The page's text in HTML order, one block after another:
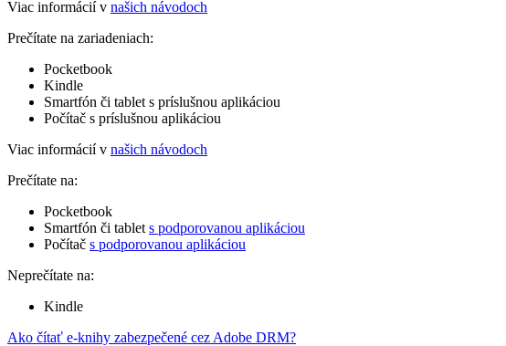
Viac informácií v našich návodoch
Prečítate na zariadeniach:
Pocketbook
Kindle
Smartfón či tablet s príslušnou aplikáciou
Počítač s príslušnou aplikáciou
Viac informácií v našich návodoch
Prečítate na:
Pocketbook
Smartfón či tablet s podporovanou aplikáciou
Počítač s podporovanou aplikáciou
Neprečítate na:
Kindle
Ako čítať e-knihy zabezpečené cez Adobe DRM?